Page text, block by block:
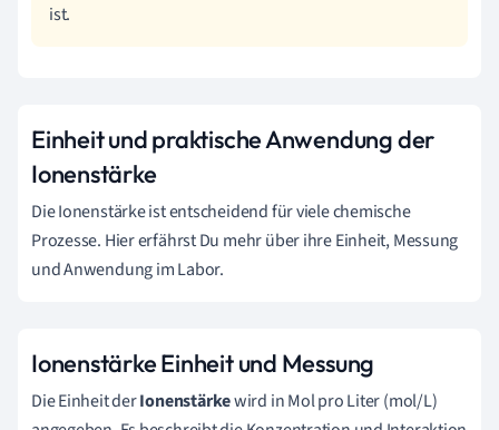
ist.
Einheit und praktische Anwendung der
Ionenstärke
Die Ionenstärke ist entscheidend für viele chemische
Prozesse. Hier erfährst Du mehr über ihre Einheit, Messung
und Anwendung im Labor.
Ionenstärke Einheit und Messung
Die Einheit derIonenstärkewird in Mol pro Liter (mol/L)